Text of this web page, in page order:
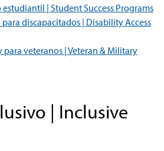
| Student Success Programs
para discapacitados | Disability Access
para veteranos | Veteran & Military
| Inclusive